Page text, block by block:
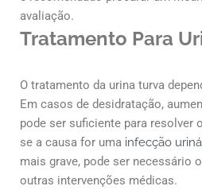
avaliação.
Tratamento Para
O tratamento da urina turva
Em casos de desidratação,
pode ser suficiente para resolver
se a causa for uma infecção
mais grave, pode ser necessário
outras intervenções médicas.